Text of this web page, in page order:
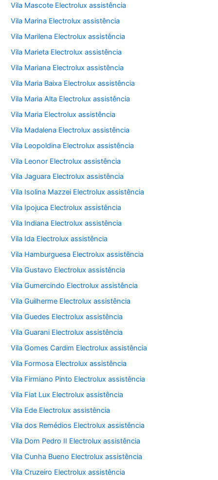
Vila Mascote Electrolux assistência
Vila Marina Electrolux assistência
Vila Marilena Electrolux assistência
Vila Marieta Electrolux assistência
Vila Mariana Electrolux assistência
Vila Maria Baixa Electrolux assistência
Vila Maria Alta Electrolux assistência
Vila Maria Electrolux assistência
Vila Madalena Electrolux assistência
Vila Leopoldina Electrolux assistência
Vila Leonor Electrolux assistência
Vila Jaguara Electrolux assistência
Vila Isolina Mazzei Electrolux assistência
Vila Ipojuca Electrolux assistência
Vila Indiana Electrolux assistência
Vila Ida Electrolux assistência
Vila Hamburguesa Electrolux assistência
Vila Gustavo Electrolux assistência
Vila Gumercindo Electrolux assistência
Vila Guilherme Electrolux assistência
Vila Guedes Electrolux assistência
Vila Guarani Electrolux assistência
Vila Gomes Cardim Electrolux assistência
Vila Formosa Electrolux assistência
Vila Firmiano Pinto Electrolux assistência
Vila Fiat Lux Electrolux assistência
Vila Ede Electrolux assistência
Vila dos Remédios Electrolux assistência
Vila Dom Pedro II Electrolux assistência
Vila Cunha Bueno Electrolux assistência
Vila Cruzeiro Electrolux assistência